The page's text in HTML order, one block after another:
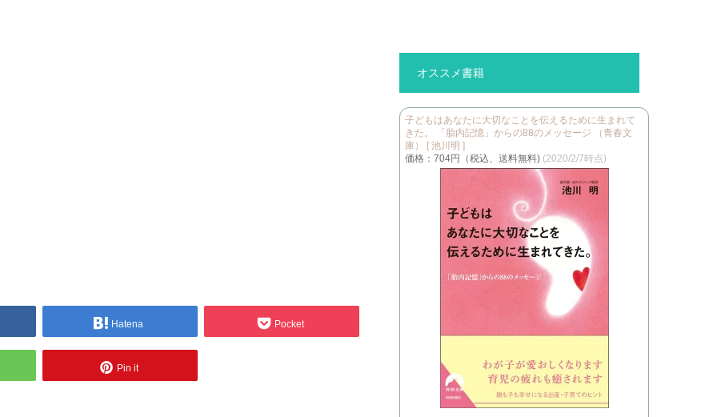
Hatena Pocket
Pin it
オススメ書籍
子どもはあなたに大切なことを伝えるために生まれて
きた。 「胎内記憶」からの88のメッセージ （青春文
庫） [ 池川明 ]
価格：704円（税込、送料無料) (2020/2/7時点)